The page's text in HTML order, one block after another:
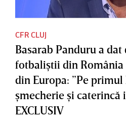
CFR CLUJ
Basarab Panduru a
fotbaliştii din
din Europa: ”Pe primul
şmecherie şi caterincă
EXCLUSIV